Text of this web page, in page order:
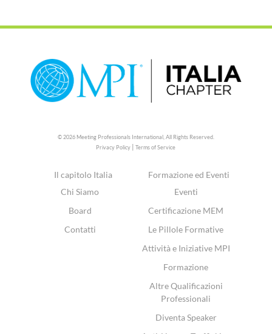
© 2026 Meeting Professionals International, All Rights Reserved.
Privacy Policy |Terms of Service
Il capitolo Italia
Chi Siamo
Board
Contatti
Formazione ed Eventi
Eventi
Certificazione MEM
Le Pillole Formative
Attività e Iniziative MPI
Formazione
Altre Qualificazioni
Professionali
Diventa Speaker